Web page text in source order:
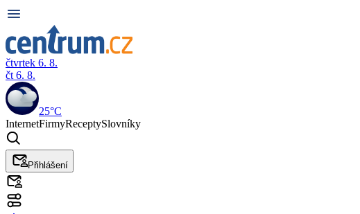
čtvrtek 6. 8.
čt 6. 8.
25°C
InternetFirmyReceptySlovníky
Přihlášení